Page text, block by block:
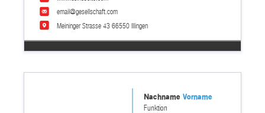
Meininger Strasse 43 66550 Illingen
email@gesellschaft.com
Funktion
NachnameVorname